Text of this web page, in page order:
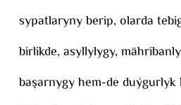
sypatlaryny berip, olarda
birlikde, asyllylygy,
başarnygy hem-de